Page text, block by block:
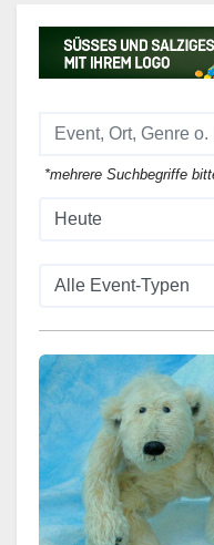
*mehrere Suchbegriffe